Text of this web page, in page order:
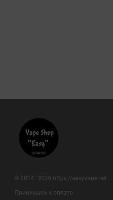
© 2014–2026 https://easyvape.net
Принимаем к оплате